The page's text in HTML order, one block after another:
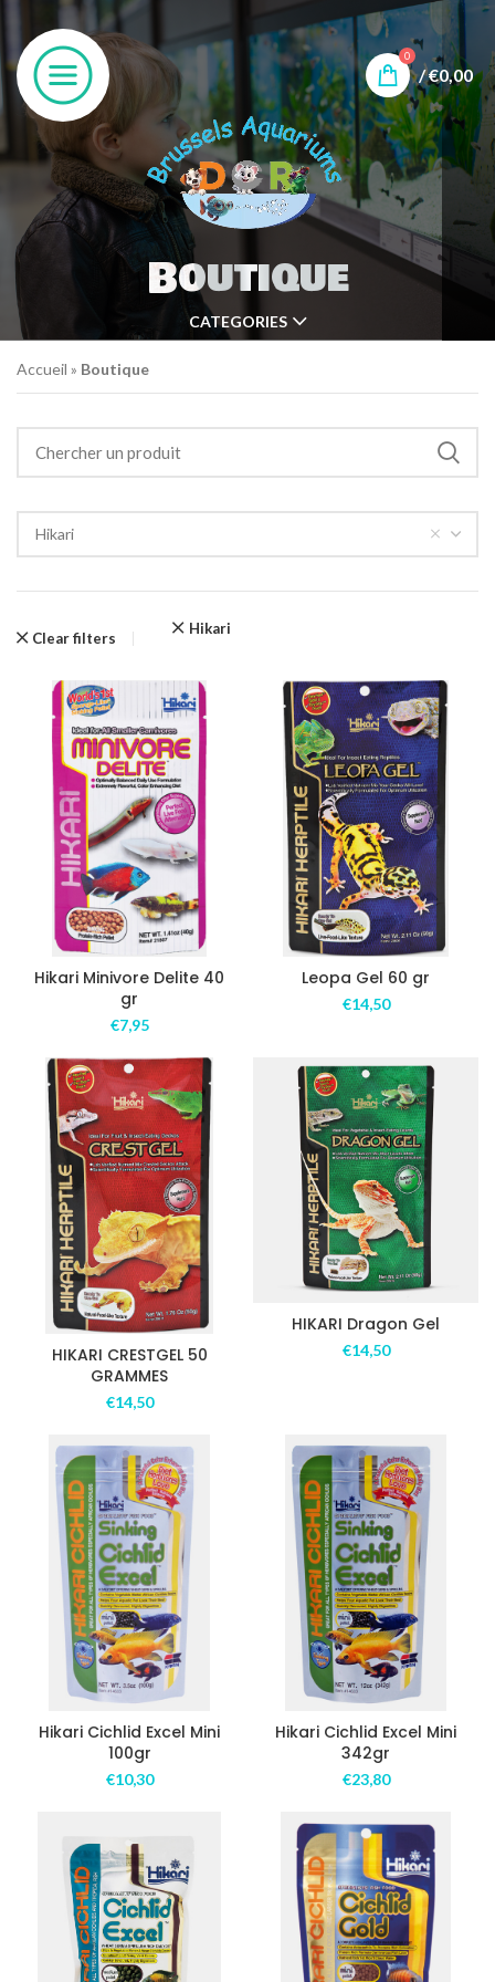
0
/€0,00
Boutique
CATEGORIES
Accueil » Boutique
Hikari
Clear filters
Hikari
Hikari Minivore Delite 40
gr
€7,95
Leopa Gel 60 gr
€14,50
HIKARI CRESTGEL 50
GRAMMES
€14,50
HIKARI Dragon Gel
€14,50
Hikari Cichlid Excel Mini
100gr
€10,30
Hikari Cichlid Excel Mini
342gr
€23,80